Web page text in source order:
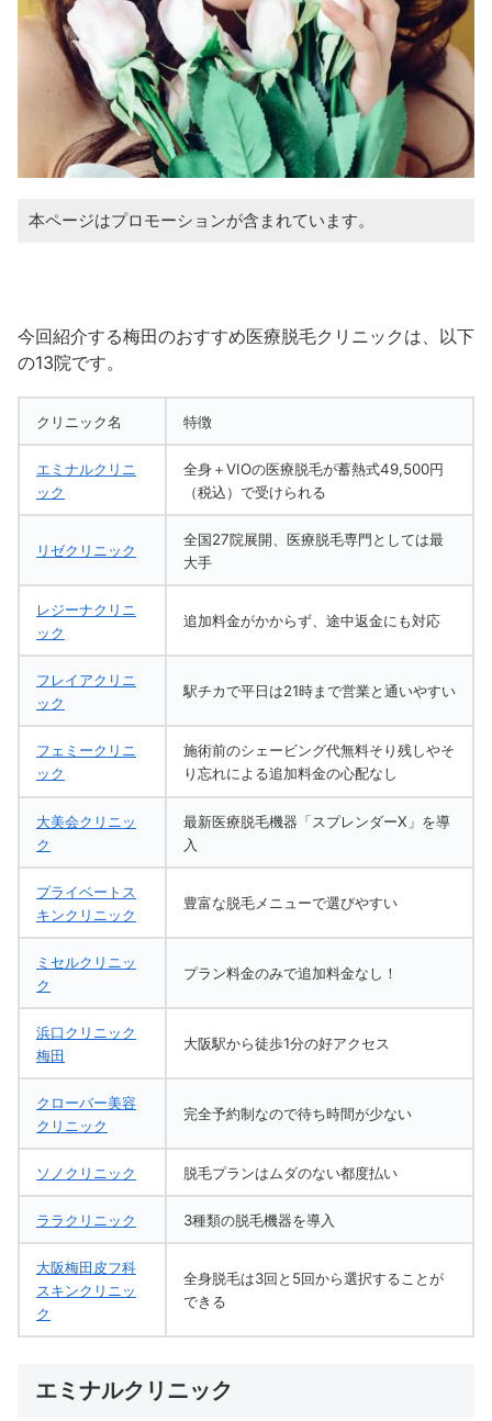
本ページはプロモーションが含まれています。
今回紹介する梅田のおすすめ医療脱毛クリニックは、以下
の13院です。
クリニック名 特徴
エミナルクリニ
ック
全身＋VIOの医療脱毛が蓄熱式49,500円
（税込）で受けられる
リゼクリニック
全国27院展開、医療脱毛専門としては最
大手
レジーナクリニ
ック
追加料金がかからず、途中返金にも対応
フレイアクリニ
ック
駅チカで平日は21時まで営業と通いやすい
フェミークリニ
ック
施術前のシェービング代無料そり残しやそ
り忘れによる追加料金の心配なし
大美会クリニッ
ク
最新医療脱毛機器「スプレンダーX」を導
入
プライベートス
キンクリニック
豊富な脱毛メニューで選びやすい
ミセルクリニッ
ク
プラン料金のみで追加料金なし！
浜口クリニック
梅田
大阪駅から徒歩1分の好アクセス
クローバー美容
クリニック
完全予約制なので待ち時間が少ない
ソノクリニック 脱毛プランはムダのない都度払い
ララクリニック 3種類の脱毛機器を導入
大阪梅田皮フ科
スキンクリニッ
ク
全身脱毛は3回と5回から選択することが
できる
エミナルクリニック